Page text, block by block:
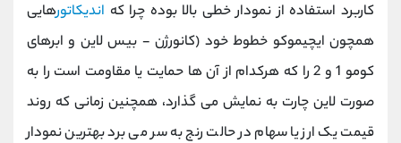
کاربرد استفاده از نمودار خطی بالا بوده چرا که اندیکاتورهایی
همچون ایچیموکو خطوط خود (کانورژن - بیس لاین و ابرهای
کومو 1 و 2 را که هرکدام از آن ها حمایت یا مقاومت است را به
صورت لاین چارت به نمایش می گذارد، همچنین زمانی که روند
قیمت یک ارز یا سهام در حالت رنج به سر می برد بهترین نمودار